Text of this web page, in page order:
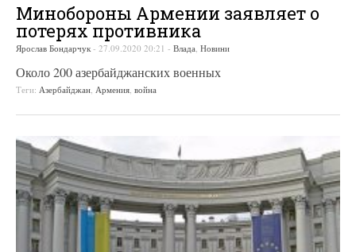
Минобороны Армении заявляет о
потерях противника
Ярослав Бондарчук - 27.09.2020 20:21 - Влада Новини
Около 200 азербайджанских военных
Теги: Азербайджан Армения война